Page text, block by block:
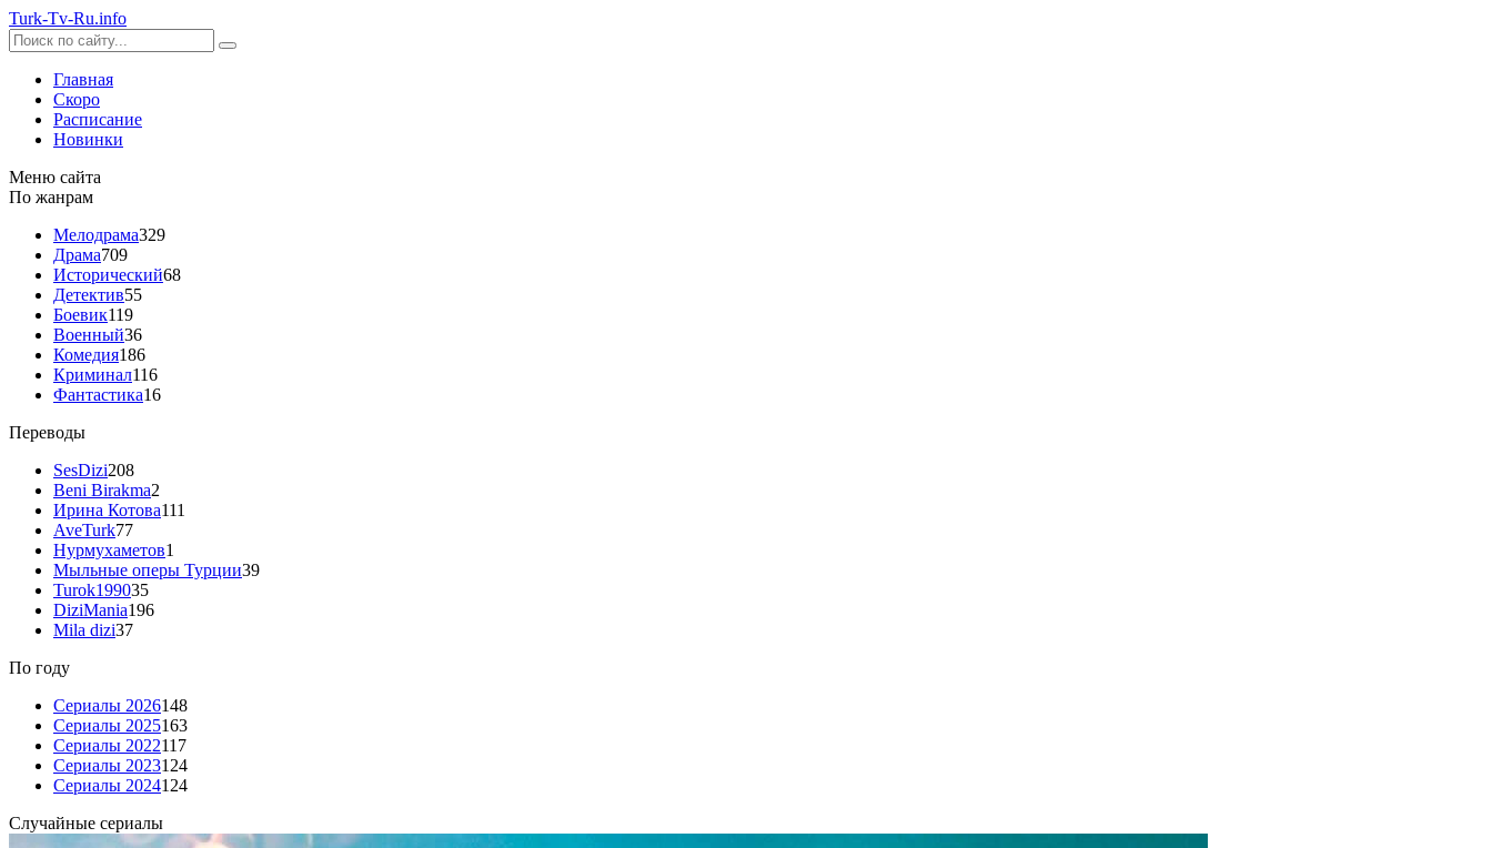
Turk-Tv-Ru.info
Главная
Скоро
Расписание
Новинки
Меню сайта
По жанрам
Мелодрама329
Драма709
Исторический68
Детектив55
Боевик119
Военный36
Комедия186
Криминал116
Фантастика16
Переводы
SesDizi208
Beni Birakma2
Ирина Котова111
AveTurk77
Нурмухаметов1
Мыльные оперы Турции39
Turok199035
DiziMania196
Mila dizi37
По году
Сериалы 2026148
Сериалы 2025163
Сериалы 2022117
Сериалы 2023124
Сериалы 2024124
Случайные сериалы